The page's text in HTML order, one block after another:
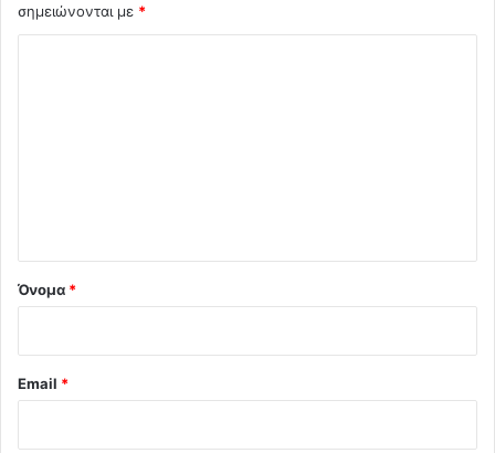
σημειώνονται με *
Όνομα *
Email *